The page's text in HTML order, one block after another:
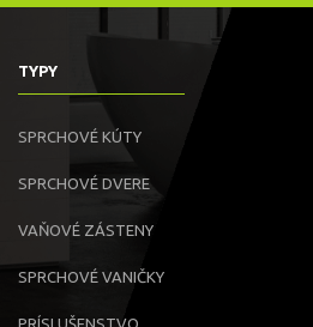
TYPY
SPRCHOVÉ KÚTY
SPRCHOVÉ DVERE
VAŇOVÉ ZÁSTENY
SPRCHOVÉ VANIČKY
PRÍSLUŠENSTVO